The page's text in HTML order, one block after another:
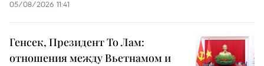
05/08/2026 11:41
Генсек, Президент То Лам:
отношения между Вьетнамом и